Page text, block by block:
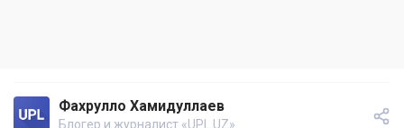
Фахрулло Хамидуллаев
Блогер и журналист «UPL.UZ»